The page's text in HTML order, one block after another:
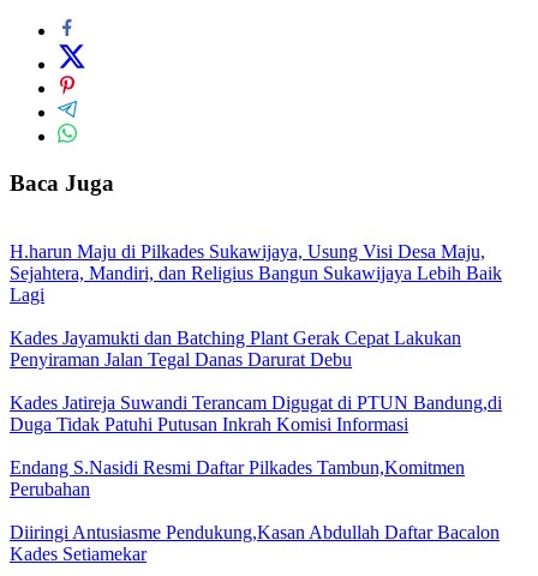
Baca Juga
H.harun Maju di Pilkades Sukawijaya, Usung Visi Desa Maju,
Sejahtera, Mandiri, dan Religius Bangun Sukawijaya Lebih Baik
Lagi
Kades Jayamukti dan Batching Plant Gerak Cepat Lakukan
Penyiraman Jalan Tegal Danas Darurat Debu
Kades Jatireja Suwandi Terancam Digugat di PTUN Bandung,di
Duga Tidak Patuhi Putusan Inkrah Komisi Informasi
Endang S.Nasidi Resmi Daftar Pilkades Tambun,Komitmen
Perubahan
Diiringi Antusiasme Pendukung,Kasan Abdullah Daftar Bacalon
Kades Setiamekar